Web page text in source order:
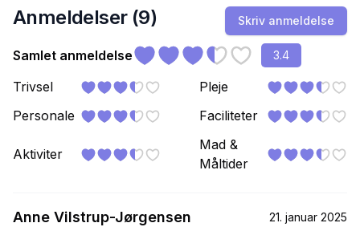
Anmeldelser (9) Skriv anmeldelse
Samlet anmeldelse 3.4
Trivsel
Pleje
Personale
Faciliteter
Aktiviter
Mad &
Måltider
Anne Vilstrup-Jørgensen 21. januar 2025